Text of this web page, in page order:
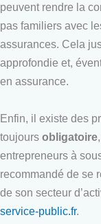
peuvent rendre la
pas familiers avec
assurances. Cela
approfondie et,
en assurance.
Enfin, il existe des
toujours obligatoire
entrepreneurs à
recommandé de se
de son secteur
service-public.fr.